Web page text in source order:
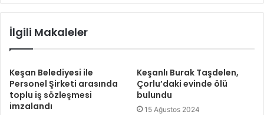
İlgili Makaleler
Keşan Belediyesi ile
Personel Şirketi arasında
toplu iş sözleşmesi
imzalandı
Keşanlı Burak Taşdelen,
Çorlu’daki evinde ölü
bulundu
15 Ağustos 2024